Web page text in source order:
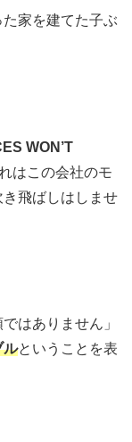
家を建てた子ぶ
WON’T
はこの会社のモ
飛ばしはしませ
はありません」
ルということを表